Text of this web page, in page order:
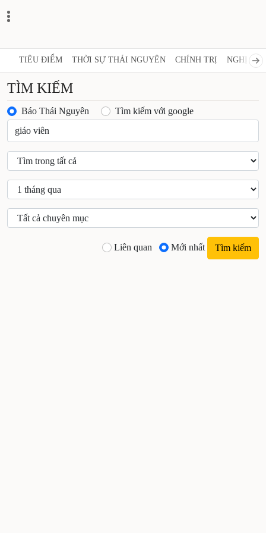
TIÊU ĐIỂM THỜI SỰ THÁI NGUYÊN CHÍNH TRỊ NGHỊ
TÌM KIẾM
Báo Thái Nguyên Tìm kiếm với google
Liên quan Mới nhất Tìm kiếm